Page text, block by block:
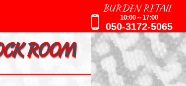
BURDEN RETAIL
10:00～17:00
050-3172-5065